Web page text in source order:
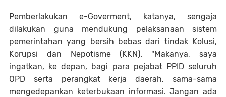
Pemberlakukan e-Goverment, katanya, sengaja
dilakukan guna mendukung pelaksanaan sistem
pemerintahan yang bersih bebas dari tindak Kolusi,
Korupsi dan Nepotisme (KKN). "Makanya, saya
ingatkan, ke depan, bagi para pejabat PPID seluruh
OPD serta perangkat kerja daerah, sama-sama
mengedepankan keterbukaan informasi. Jangan ada